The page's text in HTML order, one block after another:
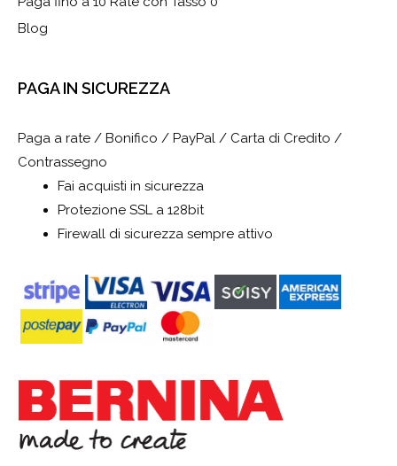
Blog
PAGA IN SICUREZZA
Paga a rate / Bonifico / PayPal / Carta di Credito /
Contrassegno
Fai acquisti in sicurezza
Protezione SSL a 128bit
Firewall di sicurezza sempre attivo